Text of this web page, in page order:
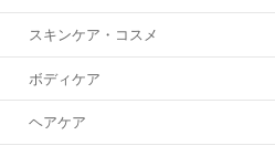
スキンケア・コスメ
ボディケア
ヘアケア